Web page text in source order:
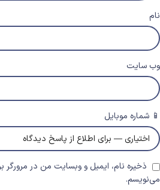
نام
وب‌ سایت
📱 شماره موبایل
ذخیره نام، ایمیل و وبسایت من در مرورگر
می‌نویسم.